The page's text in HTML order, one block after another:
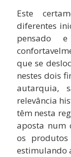
Este
diferentes
pensado
que se
nestes dois
autarquia,
relevância
têm nesta
aposta num
os
estimulando